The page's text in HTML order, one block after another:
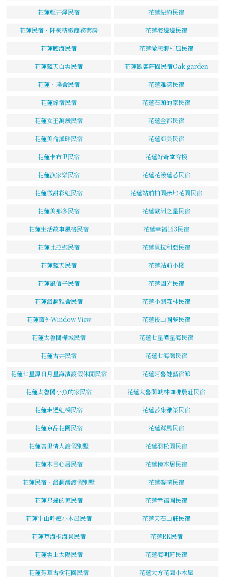
花蓮輕井澤民宿 花蓮紐約民宿
花蓮民宿．阡豪精緻商務套房 花蓮海邊邊民宿
花蓮聽海民宿 花蓮愛戀鄉村風民宿
花蓮藍天白雲民宿 花蓮歐客莊園民宿Oak garden
花蓮‧璞舍民宿 花蓮雅漾民宿
花蓮綠宿民宿 花蓮石頭的家民宿
花蓮女王萬歲民宿 花蓮金都民宿
花蓮美侖溪畔民宿 花蓮亞美民宿
花蓮卡布里民宿 花蓮好奇堂客棧
花蓮漁家樂民宿 花蓮花漾蓮芯民宿
花蓮微甜彩虹民宿 花蓮站前柏園綠地花園民宿
花蓮美那多民宿 花蓮歐洲之星民宿
花蓮生活故事風格民宿 花蓮幸福163民宿
花蓮比拉迦民宿 花蓮貝拉利亞民宿
花蓮藍天民宿 花蓮站前小棧
花蓮風信子民宿 花蓮國光民宿
花蓮洄瀾雅舍民宿 花蓮小熊森林民宿
花蓮窗外Window View 花蓮後山圓夢民宿
花蓮太魯閣樺城民宿 花蓮七星潭星海民宿
花蓮古井民宿 花蓮七海灣民宿
花蓮七星潭日月星海濱渡假休閒民宿 花蓮阿魯娃藝宿館
花蓮太魯閣小魚的家民宿 花蓮太魯閣峽林咖啡農莊民宿
花蓮走過虹橋民宿 花蓮莎集雅築民宿
花蓮京品花園民宿 花蓮踩風民宿
花蓮峇里情人渡假別墅 花蓮羽松園民宿
花蓮木目心居民宿 花蓮檜木居民宿
花蓮民宿‧洄瀾灣渡假別墅 花蓮馨晴民宿
花蓮星爺的家民宿 花蓮幸福圓民宿
花蓮牛山呼庭小木屋民宿 花蓮天石山莊民宿
花蓮草海桐海景民宿 花蓮RK民宿
花蓮雲上太陽民宿 花蓮海明蔚民宿
花蓮芳草古樹花園民宿 花蓮大方花園小木屋